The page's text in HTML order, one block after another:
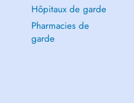
Hôpitaux de garde
Pharmacies de
garde